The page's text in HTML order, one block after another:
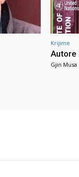
Krijime
Autore
Gjin Musa